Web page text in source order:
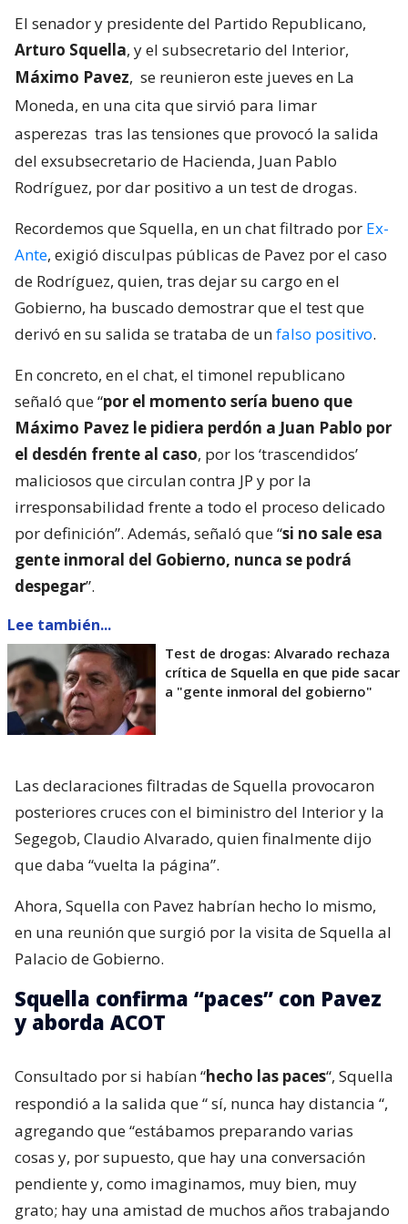
El senador y presidente del Partido Republicano,
Arturo Squella, y el subsecretario del Interior,
Máximo Pavez, se reunieron este jueves en La
Moneda, en una cita que sirvió para limar
asperezas tras las tensiones que provocó la salida
del exsubsecretario de Hacienda, Juan Pablo
Rodríguez, por dar positivo a un test de drogas.
Recordemos que Squella, en un chat filtrado por Ex-
Ante, exigió disculpas públicas de Pavez por el caso
de Rodríguez, quien, tras dejar su cargo en el
Gobierno, ha buscado demostrar que el test que
derivó en su salida se trataba de unfalso positivo.
En concreto, en el chat, el timonel republicano
señaló que “por el momento sería bueno que
Máximo Pavez le pidiera perdón a Juan Pablo por
el desdén frente al caso, por los ‘trascendidos’
maliciosos que circulan contra JP y por la
irresponsabilidad frente a todo el proceso delicado
por definición”. Además, señaló que “si no sale esa
gente inmoral del Gobierno, nunca se podrá
despegar”.
Lee también...
Test de drogas: Alvarado rechaza
crítica de Squella en que pide sacar
a "gente inmoral del gobierno"
Las declaraciones filtradas de Squella provocaron
posteriores cruces con el biministro del Interior y la
Segegob, Claudio Alvarado, quien finalmente dijo
que daba “vuelta la página”.
Ahora, Squella con Pavez habrían hecho lo mismo,
en una reunión que surgió por la visita de Squella al
Palacio de Gobierno.
Squella confirma “paces” con Pavez
y aborda ACOT
Consultado por si habían “hecho las paces“, Squella
respondió a la salida que “sí, nunca hay distancia “,
agregando que “estábamos preparando varias
cosas y, por supuesto, que hay una conversación
pendiente y, como imaginamos, muy bien, muy
grato; hay una amistad de muchos años trabajando